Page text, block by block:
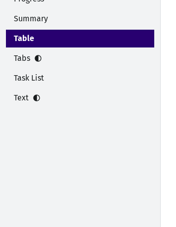
Summary
Table
Tabs
Task List
Text